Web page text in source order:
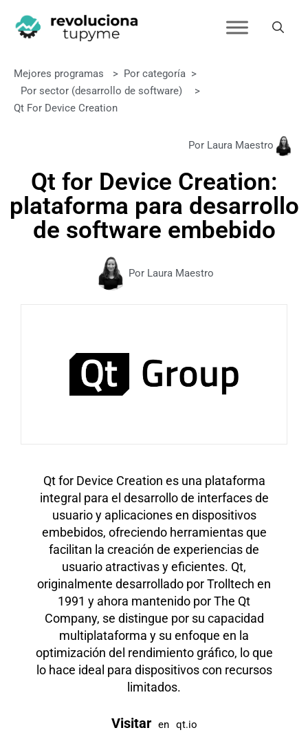
Mejores programas > Por categoría >
Por sector (desarrollo de software)
>
Qt For Device Creation
Por Laura Maestro
Qt for Device Creation:
plataforma para desarrollo
de software embebido
Por Laura Maestro
Qt for Device Creation es una plataforma
integral para el desarrollo de interfaces de
usuario y aplicaciones en dispositivos
embebidos, ofreciendo herramientas que
facilitan la creación de experiencias de
usuario atractivas y eficientes. Qt,
originalmente desarrollado por Trolltech en
1991 y ahora mantenido por The Qt
Company, se distingue por su capacidad
multiplataforma y su enfoque en la
optimización del rendimiento gráfico, lo que
lo hace ideal para dispositivos con recursos
limitados.
Visitar en qt.io